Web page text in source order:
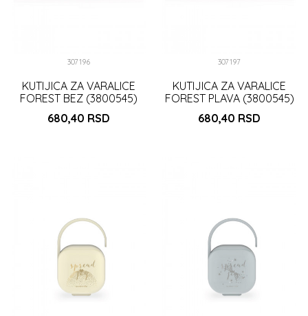
307196
KUTIJICA ZA VARALICE
FOREST BEZ (3800545)
680,40 RSD
307197
KUTIJICA ZA VARALICE
FOREST PLAVA (3800545)
680,40 RSD